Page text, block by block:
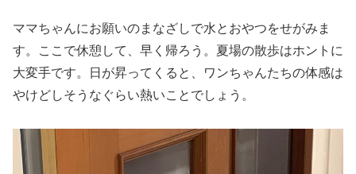
ママちゃんにお願いのまなざしで水とおやつをせがみま
す。ここで休憩して、早く帰ろう。夏場の散歩はホントに
大変手です。日が昇ってくると、ワンちゃんたちの体感は
やけどしそうなぐらい熱いことでしょう。